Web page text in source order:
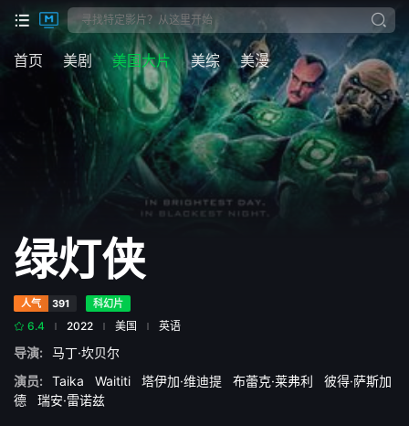
首页 美剧 美国大片 美综 美漫
绿灯侠
人气 391 科幻片
6.4 2022 美国 英语
导演:
马丁·坎贝尔
演员:
Taika Waititi 塔伊加·维迪提 布蕾克·莱弗利
彼得·萨斯加
德
瑞安·雷诺兹